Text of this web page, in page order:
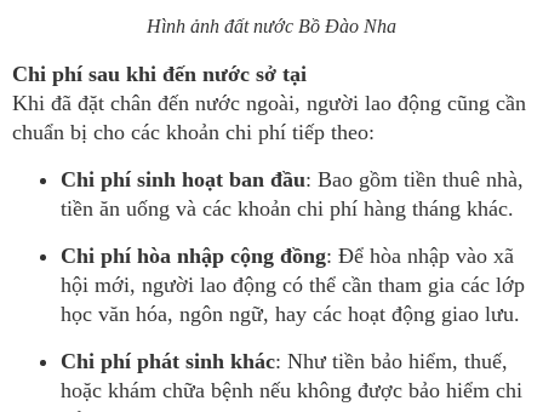
Hình ảnh đất nước Bồ Đào Nha
Chi phí sau khi đến nước sở tại
Khi đã đặt chân đến nước ngoài, người lao động cũng cần
chuẩn bị cho các khoản chi phí tiếp theo:
Chi phí sinh hoạt ban đầu: Bao gồm tiền thuê nhà,
tiền ăn uống và các khoản chi phí hàng tháng khác.
Chi phí hòa nhập cộng đồng: Để hòa nhập vào xã
hội mới, người lao động có thể cần tham gia các lớp
học văn hóa, ngôn ngữ, hay các hoạt động giao lưu.
Chi phí phát sinh khác: Như tiền bảo hiểm, thuế,
hoặc khám chữa bệnh nếu không được bảo hiểm chi